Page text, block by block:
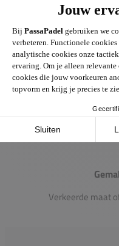
Heb je vragen over
Verkeerde maat